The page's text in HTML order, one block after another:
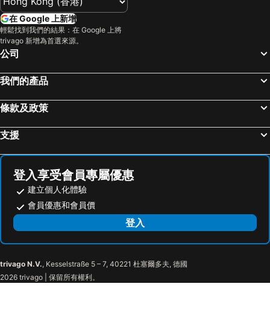
在 Google 上新增
輕鬆找到我們的結果：在 Google 上將
trivago 新增為首選來源。
公司
我們的產品
條款及政策
支援
登入享受會員專屬優惠
建立個人化體驗
會員優惠和會員價
登入
trivago N.V., Kesselstraße 5 – 7, 40221 杜塞爾多夫, 德國
2026 trivago | 保留所有權利。